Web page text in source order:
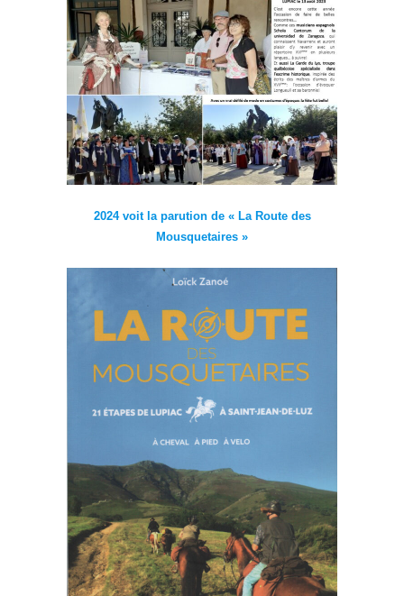
2024 voit la parution de « La Route des
Mousquetaires »